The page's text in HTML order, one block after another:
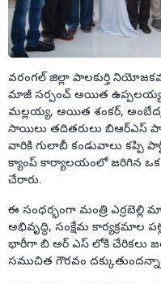
వరంగల్ జిల్లా పాలకుర్తి
మాజీ సర్పంచ్ అయిత ఉప్పలయ్య,
మల్లయ్య, అయిత శంకర్,
సాయిలు తదితరులు బిఆర్ఎస్
వారికి గులాబీ కండువాలు కప్పి
క్యాంప్ కార్యాలయంలో జరిగిన
చేరారు.
ఈ సంధర్భంగా మంత్రి ఎర్రబెల్లి
అభివృద్ధి, సంక్షేమ కార్యక్రమాల
భారీగా బి అర్ ఎస్ లోకి చేరికలు
సముచిత గౌరవం